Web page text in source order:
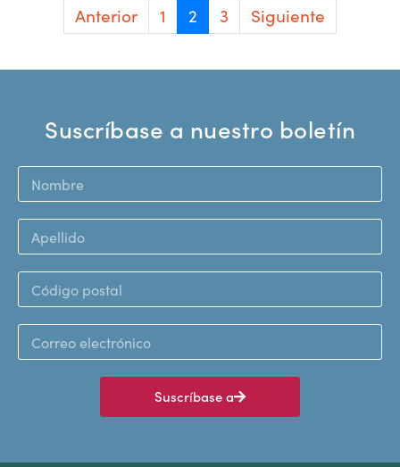
Anterior 1 2 3 Siguiente
Suscríbase a nuestro boletín
Suscríbase a